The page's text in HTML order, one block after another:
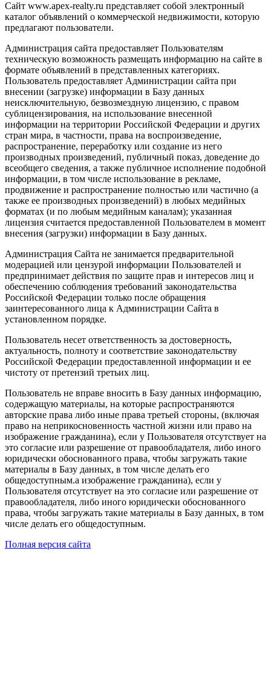
Сайт www.apex-realty.ru представляет собой электронный
каталог объявлений о коммерческой недвижимости, которую
предлагают пользователи.
Администрация сайта предоставляет Пользователям
техническую возможность размещать информацию на сайте в
формате объявлений в представленных категориях.
Пользователь предоставляет Администрации сайта при
внесении (загрузке) информации в Базу данных
неисключительную, безвозмездную лицензию, с правом
сублицензирования, на использование внесенной
информации на территории Российской Федерации и других
стран мира, в частности, права на воспроизведение,
распространение, переработку или создание из него
производных произведений, публичный показ, доведение до
всеобщего сведения, а также публичное исполнение подобной
информации, в том числе использование в рекламе,
продвижение и распространение полностью или частично (а
также ее производных произведений) в любых медийных
форматах (и по любым медийным каналам); указанная
лицензия считается предоставленной Пользователем в момент
внесения (загрузки) информации в Базу данных.
Администрация Сайта не занимается предварительной
модерацией или цензурой информации Пользователей и
предпринимает действия по защите прав и интересов лиц и
обеспечению соблюдения требований законодательства
Российской Федерации только после обращения
заинтересованного лица к Администрации Сайта в
установленном порядке.
Пользователь несет ответственность за достоверность,
актуальность, полноту и соответствие законодательству
Российской Федерации предоставленной информации и ее
чистоту от претензий третьих лиц.
Пользователь не вправе вносить в Базу данных информацию,
содержащую материалы, на которые распространяются
авторские права либо иные права третьей стороны, (включая
право на неприкосновенность частной жизни или право на
изображение гражданина), если у Пользователя отсутствует на
это согласие или разрешение от правообладателя, либо иного
юридически обоснованного права, чтобы загружать такие
материалы в Базу данных, в том числе делать его
общедоступным.а изображение гражданина), если у
Пользователя отсутствует на это согласие или разрешение от
правообладателя, либо иного юридически обоснованного
права, чтобы загружать такие материалы в Базу данных, в том
числе делать его общедоступным.
Полная версия сайта